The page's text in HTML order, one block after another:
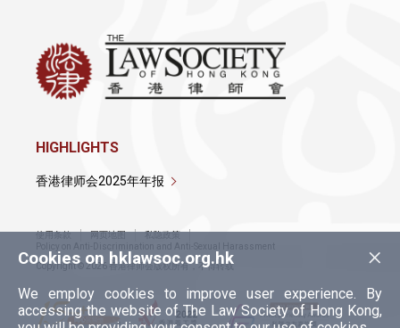
×
Cookies on hklawsoc.org.hk
We employ cookies to improve user experience. By
accessing the website of The Law Society of Hong Kong,
HIGHLIGHTS
香港律师会2025年年报
使用条款 网页地图
私隐政策
Policy on Anti-Discrimination and Anti-Sexual Harassment
Copyright © 2026 香港律师会版权所有，不得转载